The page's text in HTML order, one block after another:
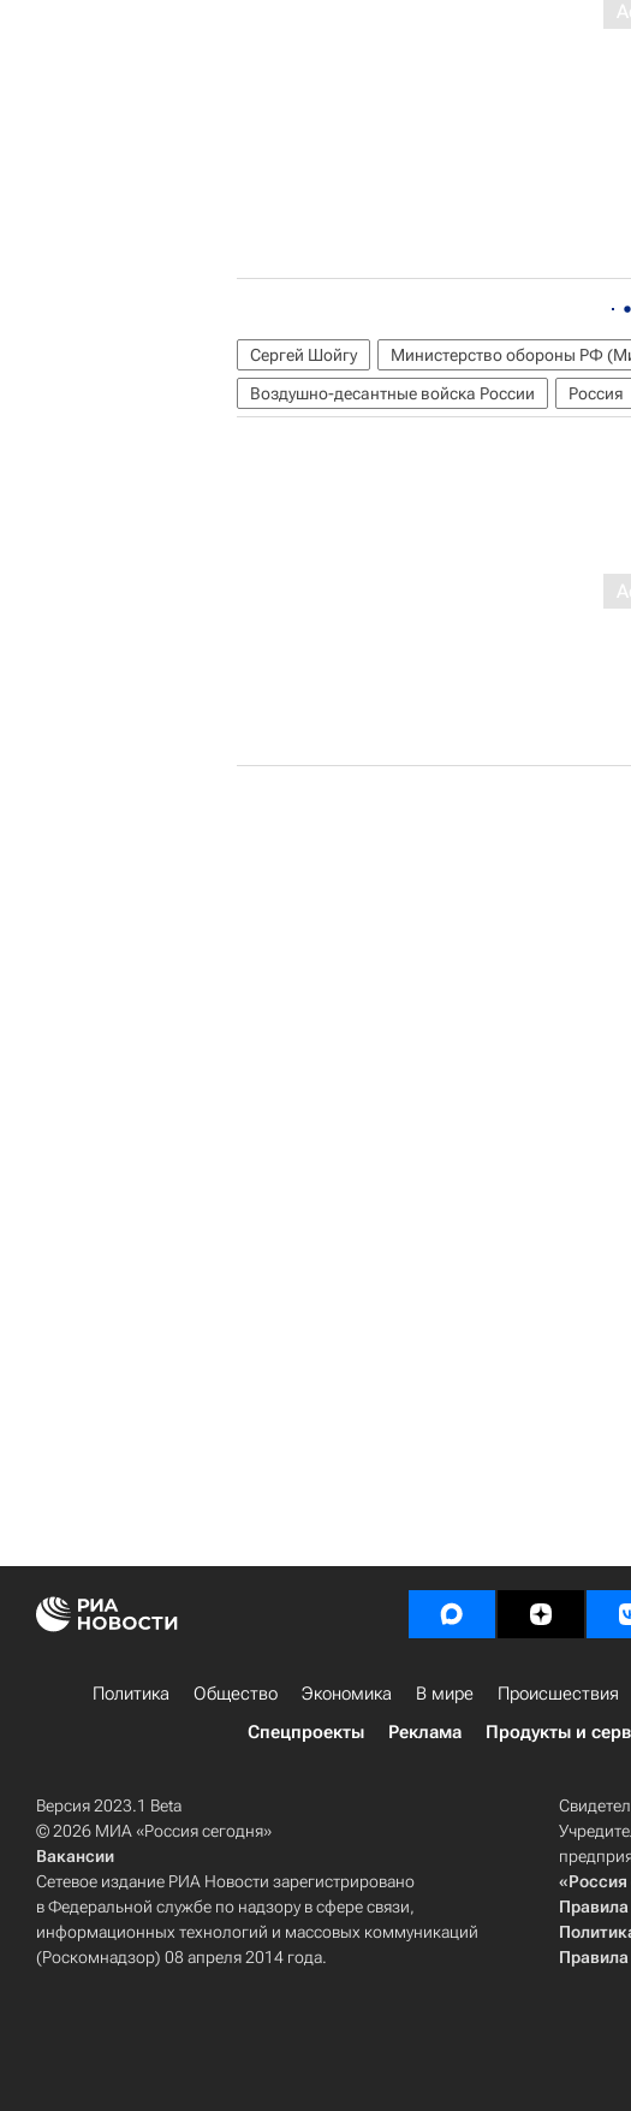
Сергей Шойгу
Министерство обороны РФ
Воздушно-десантные войска России
Россия
Политика Общество Экономика В мире Происшествия
Спецпроекты
Реклама Продукты и
Версия 2023.1 Beta
© 2026 МИА «Россия сегодня»
Вакансии
Сетевое издание РИА Новости зарегистрировано
в Федеральной службе по надзору в сфере связи,
информационных технологий и массовых коммуникаций
(Роскомнадзор) 08 апреля 2014 года.
«Россия